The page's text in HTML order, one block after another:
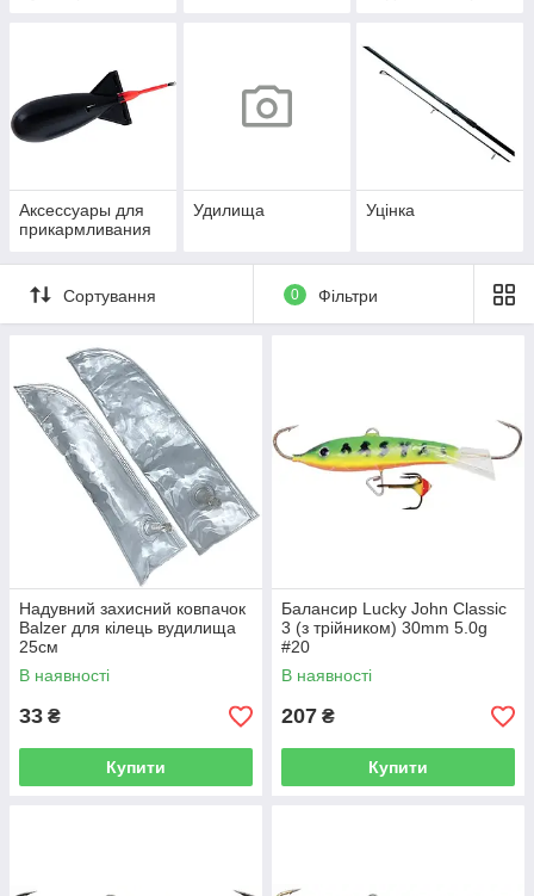
Аксессуары для
прикармливания
Удилища Уцінка
Сортування 0 Фільтри
Надувний захисний ковпачок
Balzer для кілець вудилища
25см
В наявності
33 ₴
Купити
Балансир Lucky John Classic
3 (з трійником) 30mm 5.0g
#20
В наявності
207 ₴
Купити